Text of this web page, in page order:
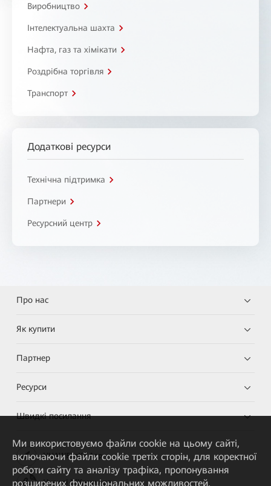
Виробництво
Інтелектуальна шахта
Нафта, газ та хімікати
Роздрібна торгівля
Транспорт
Додаткові ресурси
Технічна підтримка
Партнери
Ресурсний центр
Про нас
Як купити
Партнер
Ресурси
Швидкі посилання
HUAWEI eKit App
Huawei HiKnow App
Ми використовуємо файли cookie на цьому сайті,
включаючи файли cookie третіх сторін, для коректної
роботи сайту та аналізу трафіка, пропонування
розширених функціональних можливостей,